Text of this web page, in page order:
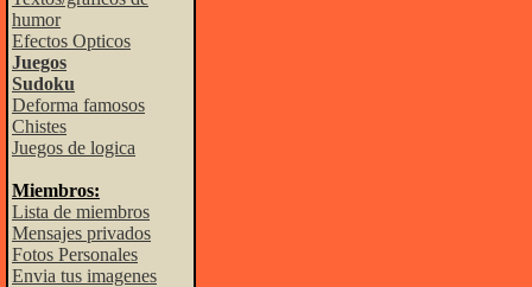
humor
Efectos Opticos
Juegos
Sudoku
Deforma famosos
Chistes
Juegos de logica
Miembros:
Lista de miembros
Mensajes privados
Fotos Personales
Envia tus imagenes